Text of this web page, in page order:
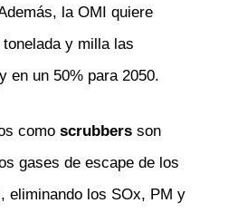
la OMI quiere
y milla las
en un 50% para 2050.
como scrubbers son
gases de escape de los
eliminando los SOx, PM y